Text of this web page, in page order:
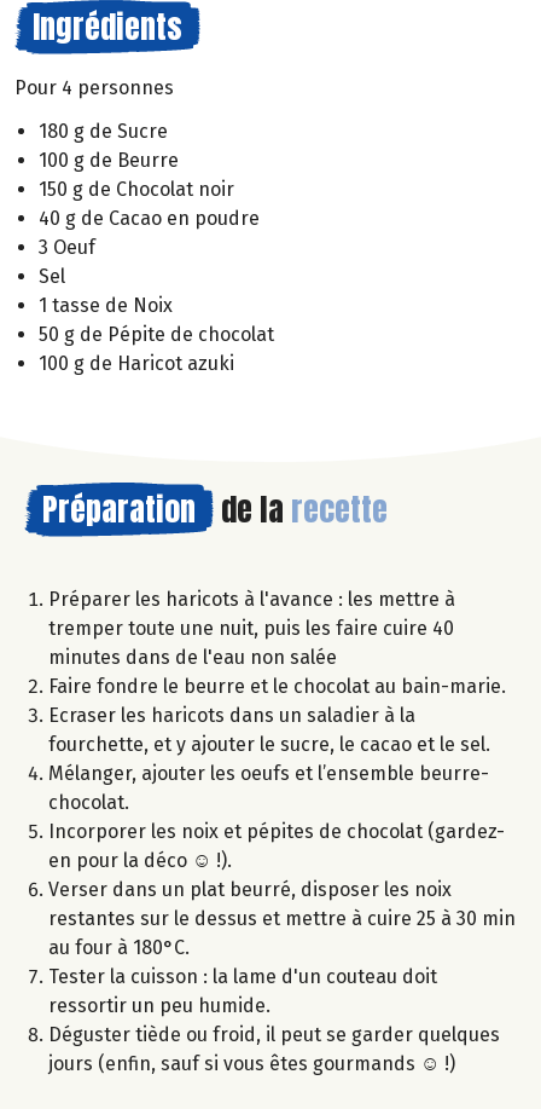
Ingrédients
Pour 4 personnes
180 g de Sucre
100 g de Beurre
150 g de Chocolat noir
40 g de Cacao en poudre
3 Oeuf
Sel
1 tasse de Noix
50 g de Pépite de chocolat
100 g de Haricot azuki
Préparation de la recette
Préparer les haricots à l'avance : les mettre à
tremper toute une nuit, puis les faire cuire 40
minutes dans de l'eau non salée
Faire fondre le beurre et le chocolat au bain-marie.
Ecraser les haricots dans un saladier à la
fourchette, et y ajouter le sucre, le cacao et le sel.
Mélanger, ajouter les oeufs et l’ensemble beurre-
chocolat.
Incorporer les noix et pépites de chocolat (gardez-
en pour la déco ☺ !).
Verser dans un plat beurré, disposer les noix
restantes sur le dessus et mettre à cuire 25 à 30 min
au four à 180°C.
Tester la cuisson : la lame d'un couteau doit
ressortir un peu humide.
Déguster tiède ou froid, il peut se garder quelques
jours (enfin, sauf si vous êtes gourmands ☺ !)